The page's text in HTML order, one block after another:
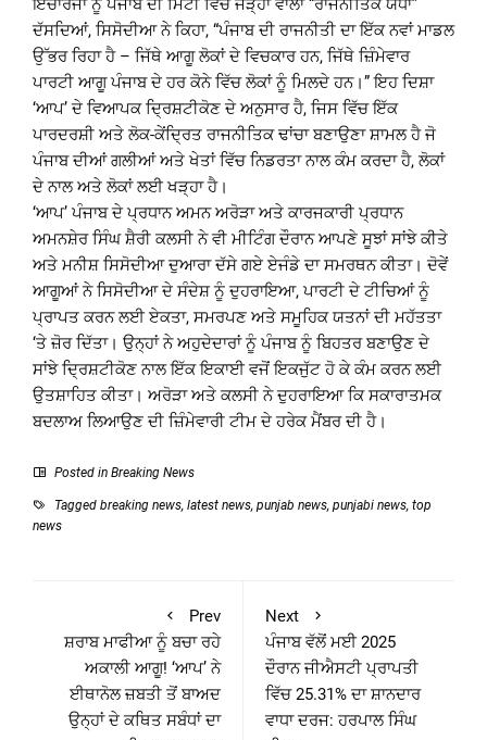
ਇੰਚਾਰਜਾਂ ਨੂੰ ਪੰਜਾਬ ਦੀ ਮਿੱਟੀ ਵਿੱਚ ਜੜ੍ਹਾਂ ਵਾਲਾ “ਰਾਜਨੀਤਿਕ ਯੋਧਾ”
ਦੱਸਦਿਆਂ, ਸਿਸੋਦੀਆ ਨੇ ਕਿਹਾ, “ਪੰਜਾਬ ਦੀ ਰਾਜਨੀਤੀ ਦਾ ਇੱਕ ਨਵਾਂ ਮਾਡਲ
ਉੱਭਰ ਰਿਹਾ ਹੈ – ਜਿੱਥੇ ਆਗੂ ਲੋਕਾਂ ਦੇ ਵਿਚਕਾਰ ਹਨ, ਜਿੱਥੇ ਜ਼ਿੰਮੇਵਾਰ
ਪਾਰਟੀ ਆਗੂ ਪੰਜਾਬ ਦੇ ਹਰ ਕੋਨੇ ਵਿੱਚ ਲੋਕਾਂ ਨੂੰ ਮਿਲਦੇ ਹਨ।” ਇਹ ਦਿਸ਼ਾ
‘ਆਪ’ ਦੇ ਵਿਆਪਕ ਦ੍ਰਿਸ਼ਟੀਕੋਣ ਦੇ ਅਨੁਸਾਰ ਹੈ, ਜਿਸ ਵਿੱਚ ਇੱਕ
ਪਾਰਦਰਸ਼ੀ ਅਤੇ ਲੋਕ-ਕੇਂਦ੍ਰਿਤ ਰਾਜਨੀਤਿਕ ਢਾਂਚਾ ਬਣਾਉਣਾ ਸ਼ਾਮਲ ਹੈ ਜੋ
ਪੰਜਾਬ ਦੀਆਂ ਗਲੀਆਂ ਅਤੇ ਖੇਤਾਂ ਵਿੱਚ ਨਿਡਰਤਾ ਨਾਲ ਕੰਮ ਕਰਦਾ ਹੈ, ਲੋਕਾਂ
ਦੇ ਨਾਲ ਅਤੇ ਲੋਕਾਂ ਲਈ ਖੜ੍ਹਾ ਹੈ।
‘ਆਪ’ ਪੰਜਾਬ ਦੇ ਪ੍ਰਧਾਨ ਅਮਨ ਅਰੋੜਾ ਅਤੇ ਕਾਰਜਕਾਰੀ ਪ੍ਰਧਾਨ
ਅਮਨਸ਼ੇਰ ਸਿੰਘ ਸ਼ੈਰੀ ਕਲਸੀ ਨੇ ਵੀ ਮੀਟਿੰਗ ਦੌਰਾਨ ਆਪਣੇ ਸੂਝਾਂ ਸਾਂਝੇ ਕੀਤੇ
ਅਤੇ ਮਨੀਸ਼ ਸਿਸੋਦੀਆ ਦੁਆਰਾ ਦੱਸੇ ਗਏ ਏਜੰਡੇ ਦਾ ਸਮਰਥਨ ਕੀਤਾ। ਦੋਵੇਂ
ਆਗੂਆਂ ਨੇ ਸਿਸੋਦੀਆ ਦੇ ਸੰਦੇਸ਼ ਨੂੰ ਦੁਹਰਾਇਆ, ਪਾਰਟੀ ਦੇ ਟੀਚਿਆਂ ਨੂੰ
ਪ੍ਰਾਪਤ ਕਰਨ ਲਈ ਏਕਤਾ, ਸਮਰਪਣ ਅਤੇ ਸਮੂਹਿਕ ਯਤਨਾਂ ਦੀ ਮਹੱਤਤਾ
‘ਤੇ ਜ਼ੋਰ ਦਿੱਤਾ। ਉਨ੍ਹਾਂ ਨੇ ਅਹੁਦੇਦਾਰਾਂ ਨੂੰ ਪੰਜਾਬ ਨੂੰ ਬਿਹਤਰ ਬਣਾਉਣ ਦੇ
ਸਾਂਝੇ ਦ੍ਰਿਸ਼ਟੀਕੋਣ ਨਾਲ ਇੱਕ ਇਕਾਈ ਵਜੋਂ ਇਕਜੁੱਟ ਹੋ ਕੇ ਕੰਮ ਕਰਨ ਲਈ
ਉਤਸ਼ਾਹਿਤ ਕੀਤਾ। ਅਰੋੜਾ ਅਤੇ ਕਲਸੀ ਨੇ ਦੁਹਰਾਇਆ ਕਿ ਸਕਾਰਾਤਮਕ
ਬਦਲਾਅ ਲਿਆਉਣ ਦੀ ਜ਼ਿੰਮੇਵਾਰੀ ਟੀਮ ਦੇ ਹਰੇਕ ਮੈਂਬਰ ਦੀ ਹੈ।
Posted in Breaking News
Tagged breaking news, latest news, punjab news, punjabi news, top
news
Prev
ਸ਼ਰਾਬ ਮਾਫੀਆ ਨੂੰ ਬਚਾ ਰਹੇ
ਅਕਾਲੀ ਆਗੂ! ‘ਆਪ’ ਨੇ
ਈਥਾਨੋਲ ਜ਼ਬਤੀ ਤੋਂ ਬਾਅਦ
ਉਨ੍ਹਾਂ ਦੇ ਕਥਿਤ ਸਬੰਧਾਂ ਦਾ
Next
ਪੰਜਾਬ ਵੱਲੋਂ ਮਈ 2025
ਦੌਰਾਨ ਜੀਐਸਟੀ ਪ੍ਰਾਪਤੀ
ਵਿੱਚ 25.31% ਦਾ ਸ਼ਾਨਦਾਰ
ਵਾਧਾ ਦਰਜ: ਹਰਪਾਲ ਸਿੰਘ